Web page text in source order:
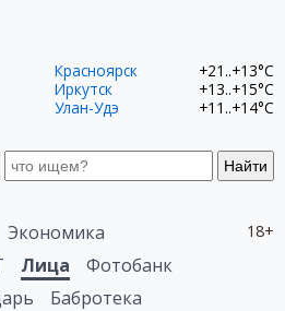
Найти
Красноярск
+21..+13°C
Иркутск
+13..+15°C
Улан-Удэ
+11..+14°C
18+
Экономика
Лица
Фотобанк
Бабротека